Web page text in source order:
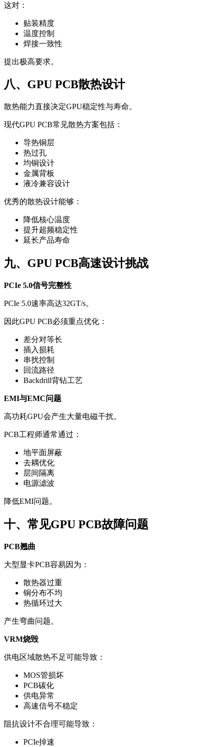
这对：
贴装精度
温度控制
焊接一致性
提出极高要求。
八、GPU PCB散热设计
散热能力直接决定GPU稳定性与寿命。
现代GPU PCB常见散热方案包括：
导热铜层
热过孔
均铜设计
金属背板
液冷兼容设计
优秀的散热设计能够：
降低核心温度
提升超频稳定性
延长产品寿命
九、GPU PCB高速设计挑战
PCIe 5.0信号完整性
PCIe 5.0速率高达32GT/s。
因此GPU PCB必须重点优化：
差分对等长
插入损耗
串扰控制
回流路径
Backdrill背钻工艺
EMI与EMC问题
高功耗GPU会产生大量电磁干扰。
PCB工程师通常通过：
地平面屏蔽
去耦优化
层间隔离
电源滤波
降低EMI问题。
十、常见GPU PCB故障问题
PCB翘曲
大型显卡PCB容易因为：
散热器过重
铜分布不均
热循环过大
产生弯曲问题。
VRM烧毁
供电区域散热不足可能导致：
MOS管损坏
PCB碳化
供电异常
高速信号不稳定
阻抗设计不合理可能导致：
PCIe掉速